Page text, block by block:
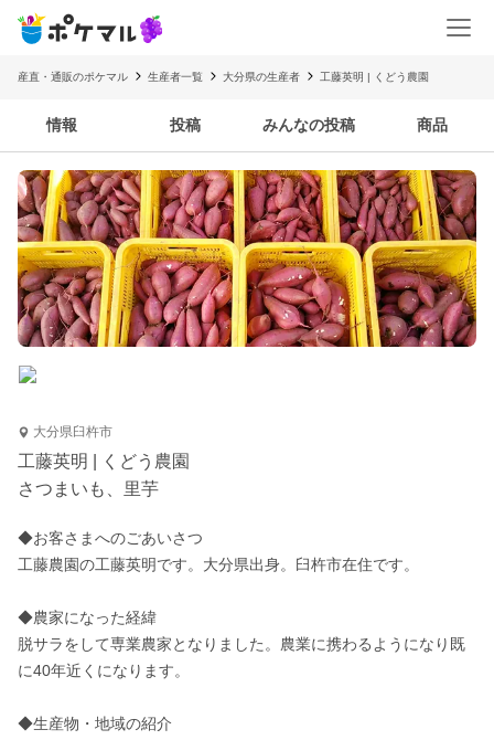
産直・通販のポケマル 生産者一覧 大分県の生産者 工藤英明 | くどう農園
情報 投稿 みんなの投稿 商品
大分県臼杵市
工藤英明 | くどう農園
さつまいも、里芋
◆お客さまへのごあいさつ
工藤農園の工藤英明です。大分県出身。臼杵市在住です。
◆農家になった経緯
脱サラをして専業農家となりました。農業に携わるようになり既
に40年近くになります。
◆生産物・地域の紹介